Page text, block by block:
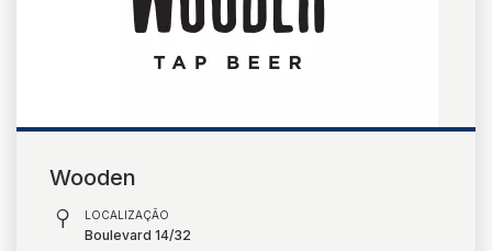
Wooden
LOCALIZAÇÃO
Boulevard 14/32